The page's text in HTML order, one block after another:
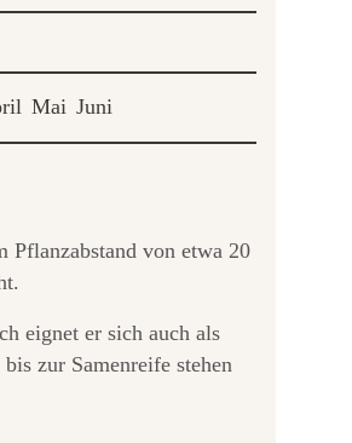
Mai Juni
von etwa 20
eignet er sich auch als
zur Samenreife stehen